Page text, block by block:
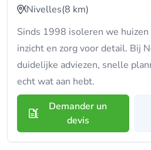
Nivelles(8 km)
Sinds 1998 isoleren we
inzicht en zorg voor detail. Bij
duidelijke adviezen, snelle
echt wat aan hebt.
Demander un
devis